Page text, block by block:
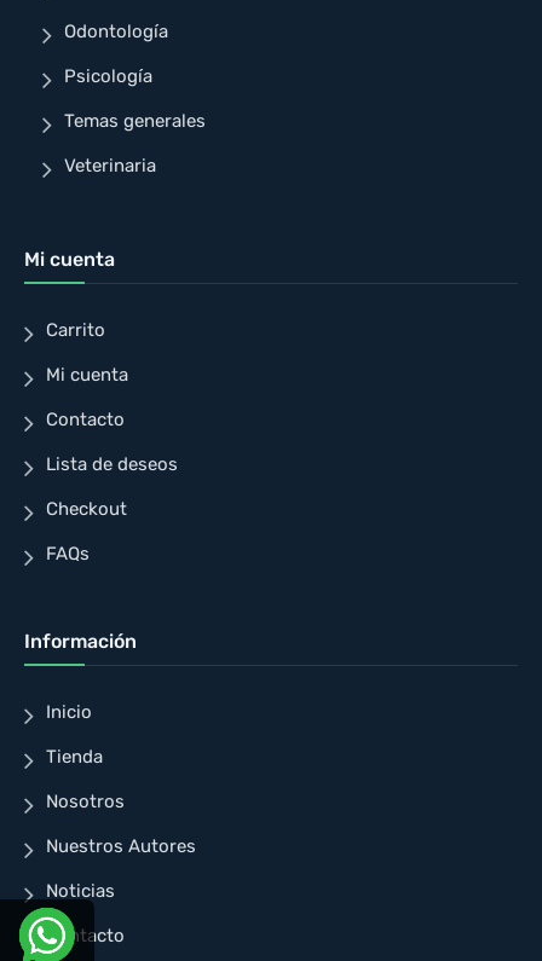
Odontología
Psicología
Temas generales
Veterinaria
Mi cuenta
Carrito
Mi cuenta
Contacto
Lista de deseos
Checkout
FAQs
Información
Inicio
Tienda
Nosotros
Nuestros Autores
Noticias
Contacto